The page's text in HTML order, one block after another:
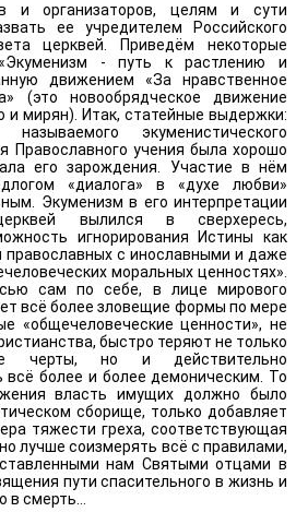
и организаторов, целям и сути
ее учредителем Российского
церквей. Приведём некоторые
- путь к растлению и
движением «За нравственное
(это новообрядческое движение
и мирян). Итак, статейные выдержки:
экуменистического
Православного учения была хорошо
его зарождения. Участие в нём
«диалога» в «духе любви»
Экуменизм в его интерпретации
вылился в сверхересь,
игнорирования Истины как
православных с инославными и даже
моральных ценностях».
сам по себе, в лице мирового
всё более зловещие формы по мере
«общечеловеческие ценности», не
быстро теряют не только
черты, но и действительно
всё более и более демоническим. То
власть имущих должно было
сборище, только добавляет
тяжести греха, соответствующая
лучше соизмерять всё с правилами,
нам Святыми отцами в
пути спасительного в жизнь и
в смерть…